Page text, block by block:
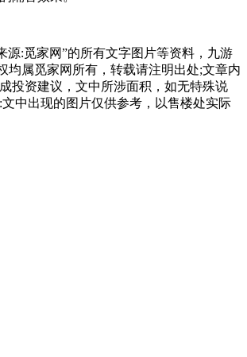
源:觅家网”的所有文字图片等资料，九游
均属觅家网所有，转载请注明出处;文章内
投资建议，文中所涉面积，如无特殊说
中出现的图片仅供参考，以售楼处实际